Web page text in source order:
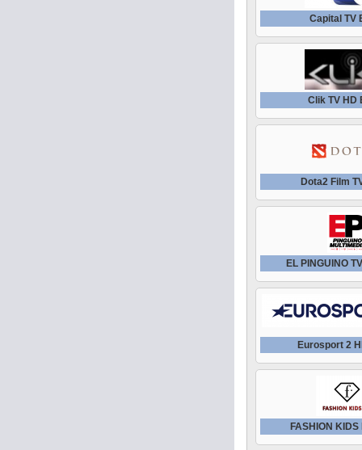
Capital TV
Clik TV HD
Dota2 Film
EL PINGUINO
Eurosport 2
FASHION